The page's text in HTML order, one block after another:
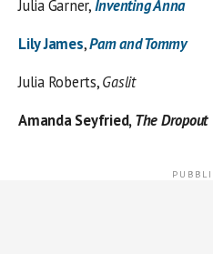
Julia Garner,Inventing Anna
Lily James,Pam and Tommy
Julia Roberts,Gaslit
Amanda Seyfried,The Dropout